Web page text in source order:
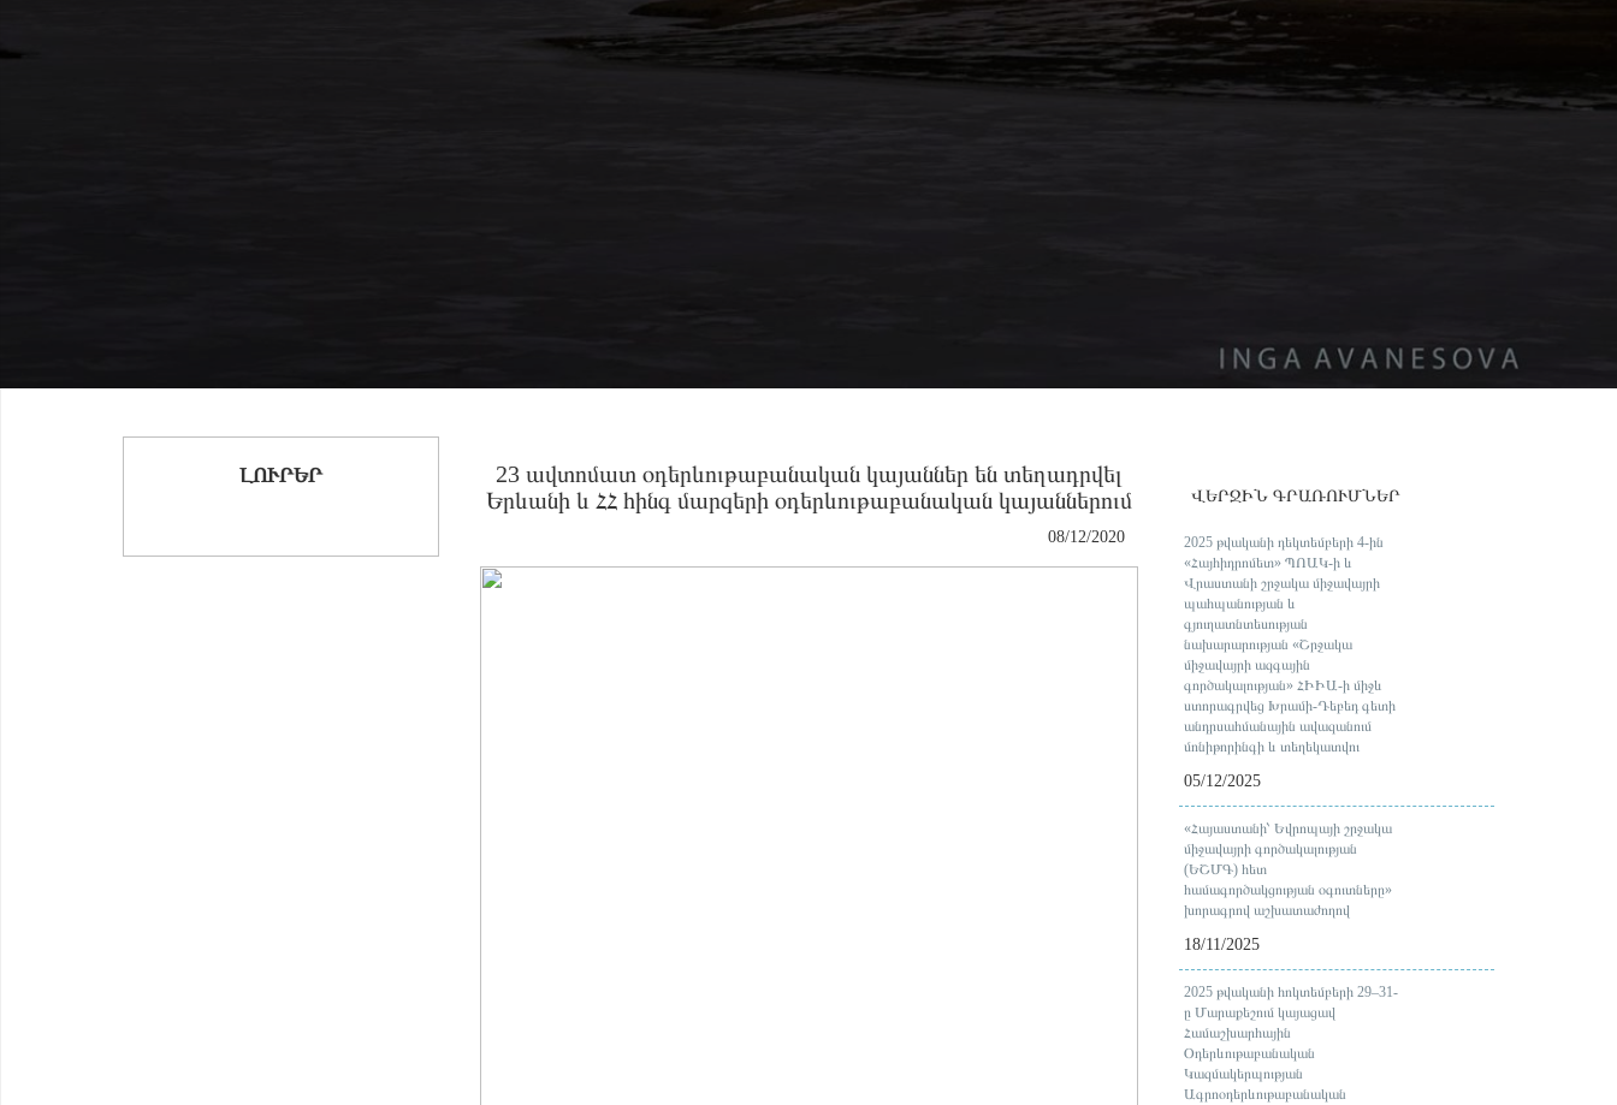
ԼՈՒՐԵՐ
23 ավտոմատ օդերևութաբանական կայաններ են տեղադրվել
Երևանի և ՀՀ հինգ մարզերի օդերևութաբանական կայաններում
08/12/2020
ՎԵՐՋԻՆ ԳՐԱՌՈՒՄՆԵՐ
2025 թվականի դեկտեմբերի 4-ին
«Հայհիդրոմետ» ՊՈԱԿ-ի և
Վրաստանի շրջակա միջավայրի
պահպանության և
գյուղատնտեսության
նախարարության «Շրջակա
միջավայրի ազգային
գործակալության» ՀԻԻԱ-ի միջև
ստորագրվեց Խրամի-Դեբեդ գետի
անդրսահմանային ավազանում
մոնիթորինգի և տեղեկատվու
05/12/2025
«Հայաստանի՝ Եվրոպայի շրջակա
միջավայրի գործակալության
(ԵՇՄԳ) հետ
համագործակցության օգուտները»
խորագրով աշխատաժողով
18/11/2025
2025 թվականի հոկտեմբերի 29–31-
ը Մարաքեշում կայացավ
Համաշխարհային
Օդերևութաբանական
Կազմակերպության
Ագրոօդերևութաբանական